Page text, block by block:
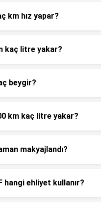
km hız yapar?
kaç litre yakar?
beygir?
km kaç litre yakar?
makyajlandı?
hangi ehliyet kullanır?